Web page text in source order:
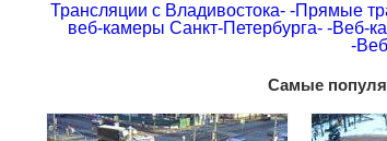
Трансляции с Владивостока- -Прямые
веб-камеры Санкт-Петербурга- -Веб-
-
Самые